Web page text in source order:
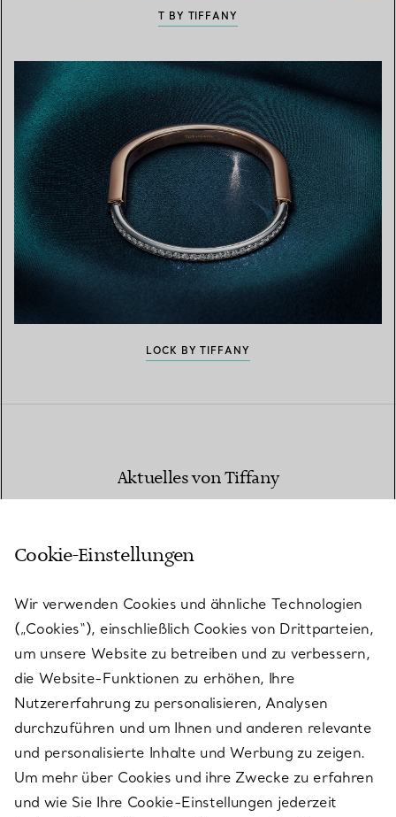
T BY TIFFANY
LOCK BY TIFFANY
Aktuelles von Tiffany
E-MAIL
Cookie-Einstellungen
Wir verwenden Cookies und ähnliche Technologien
(„Cookies“), einschließlich Cookies von Drittparteien,
um unsere Website zu betreiben und zu verbessern,
die Website-Funktionen zu erhöhen, Ihre
Nutzererfahrung zu personalisieren, Analysen
durchzuführen und um Ihnen und anderen relevante
und personalisierte Inhalte und Werbung zu zeigen.
Um mehr über Cookies und ihre Zwecke zu erfahren
und wie Sie Ihre Cookie-Einstellungen jederzeit